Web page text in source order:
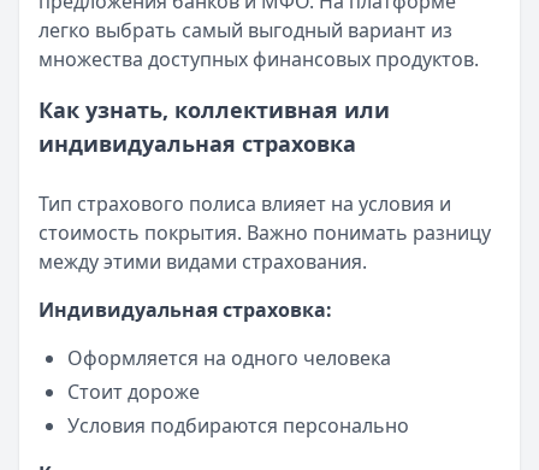
легко выбрать самый выгодный вариант из
множества доступных финансовых продуктов.
Как узнать, коллективная или
индивидуальная страховка
Тип страхового полиса влияет на условия и
стоимость покрытия. Важно понимать разницу
между этими видами страхования.
Индивидуальная страховка:
Оформляется на одного человека
Стоит дороже
Условия подбираются персонально